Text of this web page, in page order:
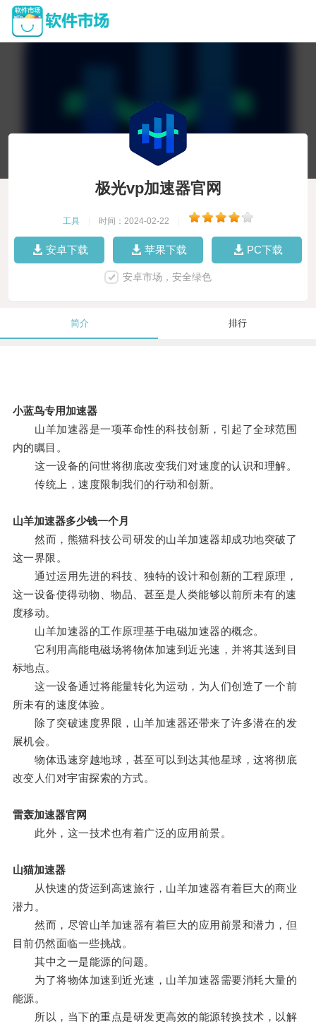
极光vp加速器官网
工具 时间：2024-02-22
安卓下载 苹果下载 PC下载
安卓市场，安全绿色
简介 排行
小蓝鸟专用加速器
山羊加速器是一项革命性的科技创新，引起了全球范围
内的瞩目。
这一设备的问世将彻底改变我们对速度的认识和理解。
传统上，速度限制我们的行动和创新。
山羊加速器多少钱一个月
然而，熊猫科技公司研发的山羊加速器却成功地突破了
这一界限。
通过运用先进的科技、独特的设计和创新的工程原理，
这一设备使得动物、物品、甚至是人类能够以前所未有的速
度移动。
山羊加速器的工作原理基于电磁加速器的概念。
它利用高能电磁场将物体加速到近光速，并将其送到目
标地点。
这一设备通过将能量转化为运动，为人们创造了一个前
所未有的速度体验。
除了突破速度界限，山羊加速器还带来了许多潜在的发
展机会。
物体迅速穿越地球，甚至可以到达其他星球，这将彻底
改变人们对宇宙探索的方式。
雷轰加速器官网
此外，这一技术也有着广泛的应用前景。
山猫加速器
从快速的货运到高速旅行，山羊加速器有着巨大的商业
潜力。
然而，尽管山羊加速器有着巨大的应用前景和潜力，但
目前仍然面临一些挑战。
其中之一是能源的问题。
为了将物体加速到近光速，山羊加速器需要消耗大量的
能源。
所以，当下的重点是研发更高效的能源转换技术，以解